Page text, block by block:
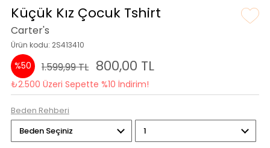
Küçük Kız Çocuk Tshirt
Carter's
Ürün kodu: 2S413410
%50 1.599,99 TL 800,00 TL
₺2.500 Üzeri Sepette %10 İndirim!
Beden Rehberi